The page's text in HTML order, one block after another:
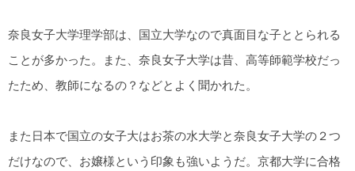
奈良女子大学理学部は、国立大学なので真面目な子ととられる
ことが多かった。また、奈良女子大学は昔、高等師範学校だっ
たため、教師になるの？などとよく聞かれた。
また日本で国立の女子大はお茶の水大学と奈良女子大学の２つ
だけなので、お嬢様という印象も強いようだ。京都大学に合格